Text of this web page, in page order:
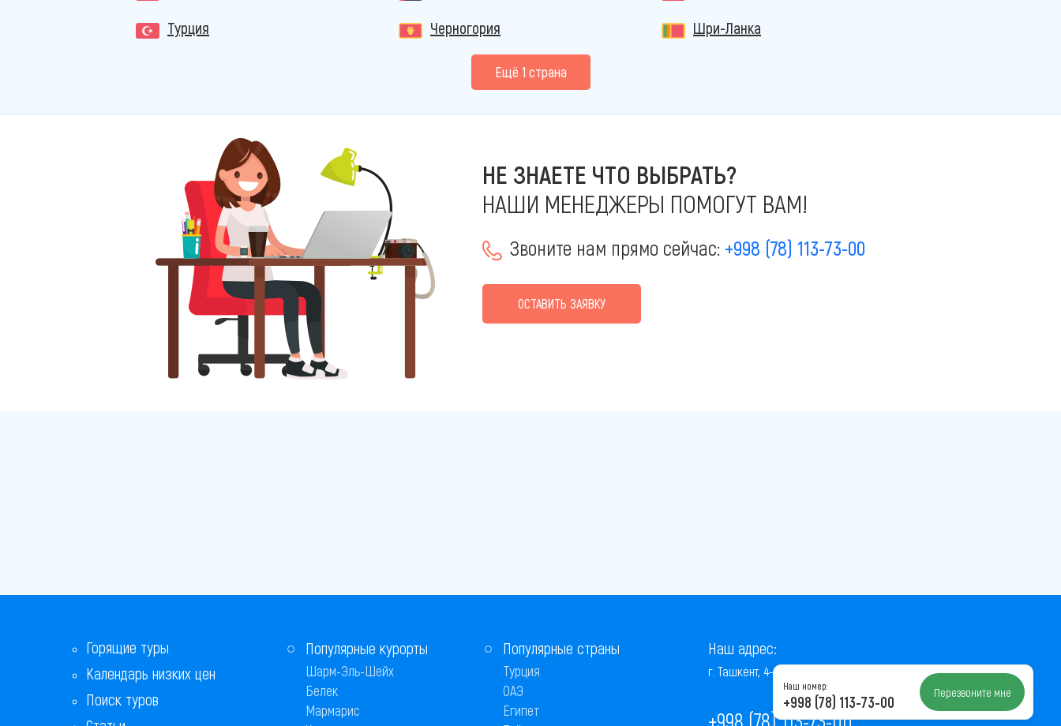
Турция
Черногория Шри-Ланка
Eщё 1 страна
НЕ ЗНАЕТЕ ЧТО ВЫБРАТЬ?
НАШИ МЕНЕДЖЕРЫ ПОМОГУТ ВАМ!
Звоните нам прямо сейчас: +998 (78) 113-73-00
ОСТАВИТЬ ЗАЯВКУ
Горящие туры
Календарь низких цен
Поиск туров
Популярные курорты
Шарм-Эль-Шейх
Белек
Мармарис
Популярные страны
Турция
ОАЭ
Египет
Наш адрес:
г. Ташкент, 4-й проезд Ниёзбек Йули, 7
+998 (78) 113-73-00
Наш номер:
+998 (78) 113-73-00 Перезвоните мне